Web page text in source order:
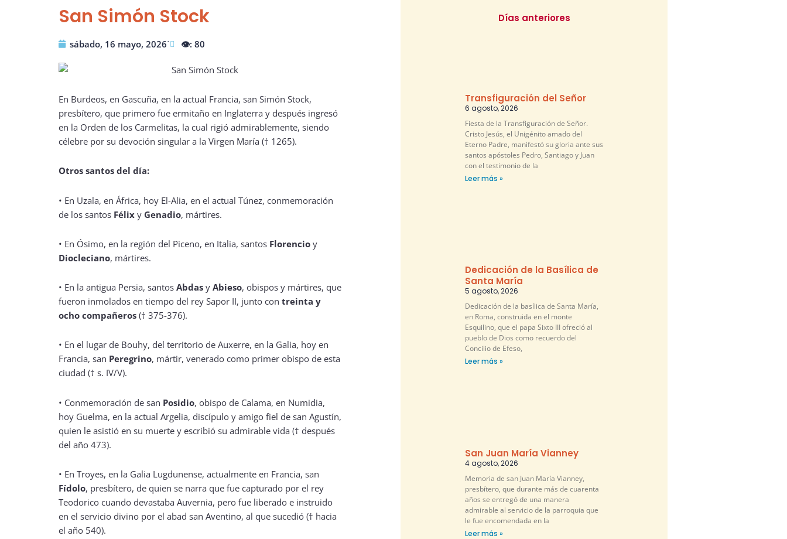
San Simón Stock
sábado, 16 mayo, 2026˙ 👁️: 80
En Burdeos, en Gascuña, en la actual Francia, san Simón Stock,
presbítero, que primero fue ermitaño en Inglaterra y después ingresó
en la Orden de los Carmelitas, la cual rigió admirablemente, siendo
célebre por su devoción singular a la Virgen María († 1265).
Otros santos del día:
• En Uzala, en África, hoy El-Alia, en el actual Túnez, conmemoración
de los santos Félix y Genadio, mártires.
• En Ósimo, en la región del Piceno, en Italia, santos Florencio y
Diocleciano, mártires.
• En la antigua Persia, santos Abdas y Abieso, obispos y mártires, que
fueron inmolados en tiempo del rey Sapor II, junto con treinta y
ocho compañeros († 375-376).
• En el lugar de Bouhy, del territorio de Auxerre, en la Galia, hoy en
Francia, san Peregrino, mártir, venerado como primer obispo de esta
ciudad († s. IV/V).
• Conmemoración de san Posidio, obispo de Calama, en Numidia,
hoy Guelma, en la actual Argelia, discípulo y amigo fiel de san Agustín,
quien le asistió en su muerte y escribió su admirable vida († después
del año 473).
• En Troyes, en la Galia Lugdunense, actualmente en Francia, san
Fídolo, presbítero, de quien se narra que fue capturado por el rey
Teodorico cuando devastaba Auvernia, pero fue liberado e instruido
en el servicio divino por el abad san Aventino, al que sucedió († hacia
el año 540).
Días anteriores
Transfiguración del Señor
6 agosto, 2026
Fiesta de la Transfiguración de Señor.
Cristo Jesús, el Unigénito amado del
Eterno Padre, manifestó su gloria ante sus
santos apóstoles Pedro, Santiago y Juan
con el testimonio de la
Leer más »
Dedicación de la Basílica de
Santa María
5 agosto, 2026
Dedicación de la basílica de Santa María,
en Roma, construida en el monte
Esquilino, que el papa Sixto III ofreció al
pueblo de Dios como recuerdo del
Concilio de Efeso,
Leer más »
San Juan María Vianney
4 agosto, 2026
Memoria de san Juan María Vianney,
presbítero, que durante más de cuarenta
años se entregó de una manera
admirable al servicio de la parroquia que
le fue encomendada en la
Leer más »